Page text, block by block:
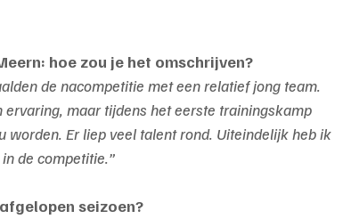
hoe zou je het omschrijven?
de nacompetitie met een relatief jong team.
maar tijdens het eerste trainingskamp
Er liep veel talent rond. Uiteindelijk heb ik
de competitie.”
seizoen?